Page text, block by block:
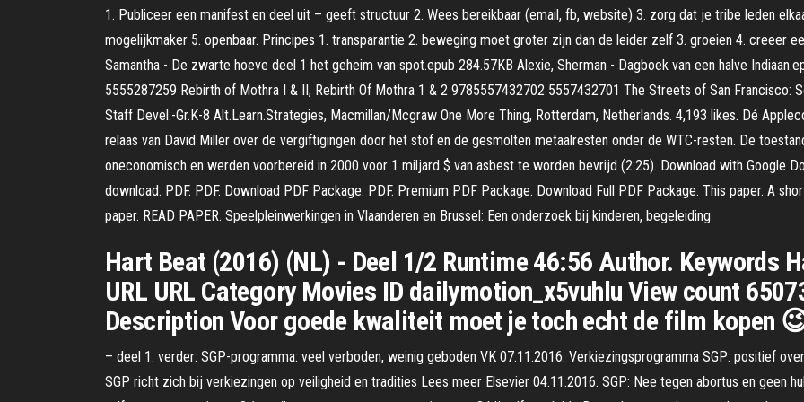
1. Publiceer een manifest en deel uit – geeft structuur 2. Wees bereikbaar (email, fb, website) 3. zorg dat je tribe leden
mogelijkmaker 5. openbaar. Principes 1. transparantie 2. beweging moet groter zijn dan de leider zelf 3. groeien 4. creeer
Samantha - De zwarte hoeve deel 1 het geheim van spot.epub 284.57KB Alexie, Sherman - Dagboek van een halve
5555287259 Rebirth of Mothra I & II, Rebirth Of Mothra 1 & 2 9785557432702 5557432701 The Streets of San Francisco:
Staff Devel.-Gr.K-8 Alt.Learn.Strategies, Macmillan/Mcgraw One More Thing, Rotterdam, Netherlands. 4,193 likes. Dé
relaas van David Miller over de vergiftigingen door het stof en de gesmolten metaalresten onder de WTC-resten. De
oneconomisch en werden voorbereid in 2000 voor 1 miljard $ van asbest te worden bevrijd (2:25). Download with Google
download. PDF. PDF. Download PDF Package. PDF. Premium PDF Package. Download Full PDF Package. This paper. A
paper. READ PAPER. Speelpleinwerkingen in Vlaanderen en Brussel: Een onderzoek bij kinderen, begeleiding
Hart Beat (2016) (NL) - Deel 1/2 Runtime 46:56 Author. Keywords
URL URL Category Movies ID dailymotion_x5vuhlu View count
Description Voor goede kwaliteit moet je toch echt de film kopen
– deel 1. verder: SGP-programma: veel verboden, weinig geboden VK 07.11.2016. Verkiezingsprogramma SGP: positief
SGP richt zich bij verkiezingen op veiligheid en tradities Lees meer Elsevier 04.11.2016. SGP: Nee tegen abortus en geen